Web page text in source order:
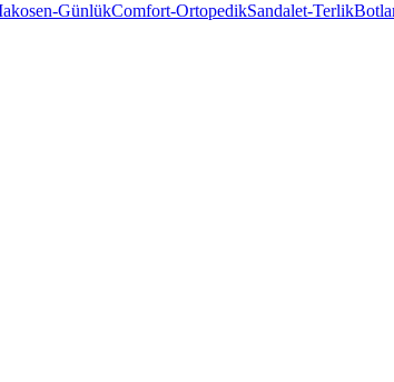
GünlükComfort-OrtopedikSandalet-Terlik